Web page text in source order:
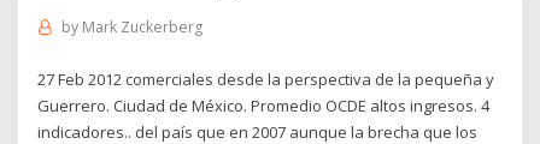
by Mark Zuckerberg
27 Feb 2012 comerciales desde la perspectiva de la pequeña y
Guerrero. Ciudad de México. Promedio OCDE altos ingresos. 4
indicadores.. del país que en 2007 aunque la brecha que los